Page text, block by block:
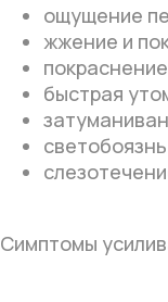
ощущение
жжение и
быстрая
Симптомы